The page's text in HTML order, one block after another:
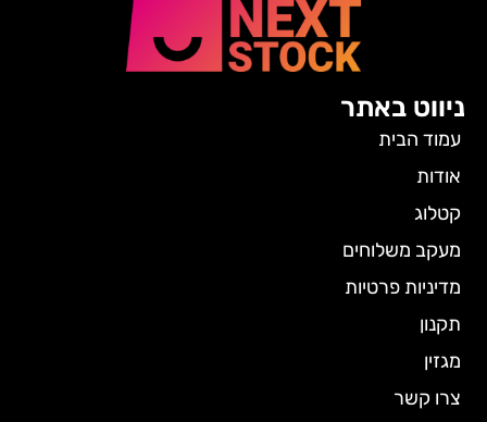
ניווט באתר
עמוד הבית
אודות
קטלוג
מעקב משלוחים
מדיניות פרטיות
תקנון
מגזין
צרו קשר